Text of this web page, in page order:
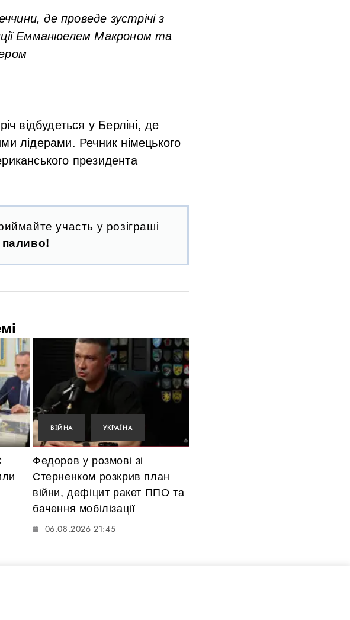
де проведе зустрічі з
Емманюелем Макроном та
відбудеться у Берліні, де
лідерами. Речник німецького
президента
участь у розіграші
паливо!
ВІЙНА УКРАЇНА
Федоров у розмові зі
Стерненком розкрив план
війни, дефіцит ракет ППО та
бачення мобілізації
06.08.2026 21:45